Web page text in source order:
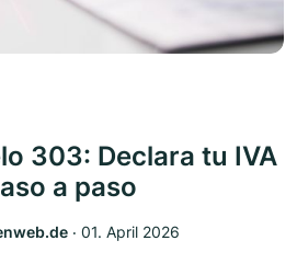
303: Declara tu IVA
a paso
‧ 01. April 2026